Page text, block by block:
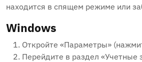
находится в спящем режиме или
Windows
Откройте «Параметры»
Перейдите в раздел «Учетные